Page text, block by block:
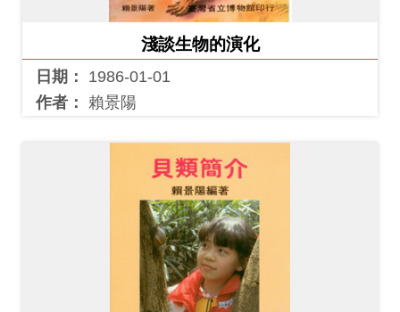
淺談生物的演化
日期：
1986-01-01
作者：
賴景陽